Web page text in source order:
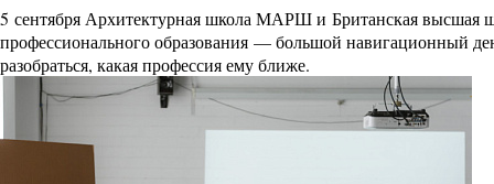
5 сентября Архитектурная школа МАРШ и Британская высшая
профессионального образования — большой навигационный
разобраться, какая профессия ему ближе.